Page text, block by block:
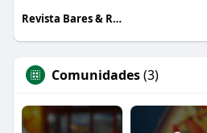
Revista Bares & Restaurantes
Comunidades(3)